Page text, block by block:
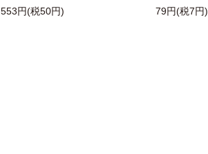
553円(税50円)
79円(税7円)